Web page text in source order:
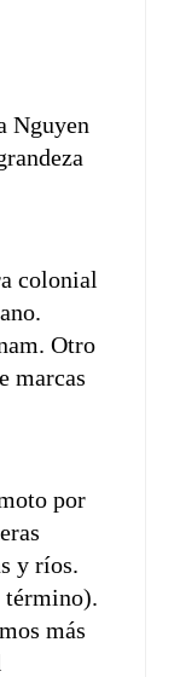
Nguyen
colonial
Otro
marcas
por
y ríos.
término).
más